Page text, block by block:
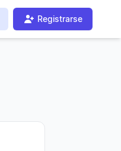
Registrarse